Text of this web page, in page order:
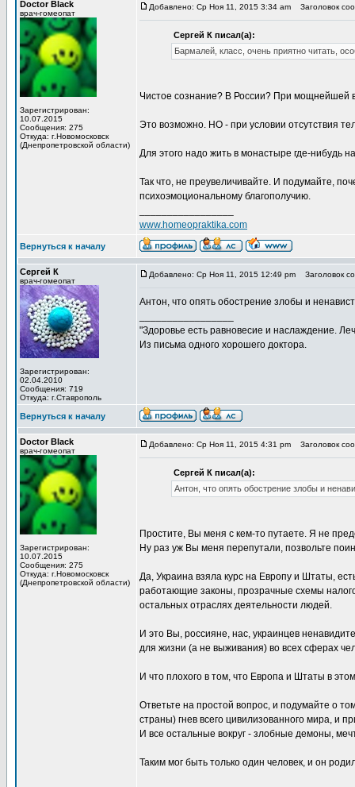
Doctor Black
врач-гомеопат
Зарегистрирован:
10.07.2015
Сообщения: 275
Откуда: г.Новомосковск
(Днепропетровской области)
Добавлено: Ср Ноя 11, 2015 3:34 am Заголовок
Сергей К писал(а):
Бармалей, класс, очень приятно читать,
Чистое сознание? В России? При мощнейшей
Это возможно. НО - при условии отсутствия
Для этого надо жить в монастыре где-нибудь
Так что, не преувеличивайте. И подумайте,
психоэмоциональному благополучию.
www.homeopraktika.com
Вернуться к началу
Сергей К
врач-гомеопат
Зарегистрирован:
02.04.2010
Сообщения: 719
Откуда: г.Ставрополь
Добавлено: Ср Ноя 11, 2015 12:49 pm Заголовок
Антон, что опять обострение злобы и
"Здоровье есть равновесие и наслаждение.
Из письма одного хорошего доктора.
Вернуться к началу
Doctor Black
врач-гомеопат
Зарегистрирован:
10.07.2015
Сообщения: 275
Откуда: г.Новомосковск
(Днепропетровской области)
Добавлено: Ср Ноя 11, 2015 4:31 pm Заголовок
Сергей К писал(а):
Антон, что опять обострение злобы и
Простите, Вы меня с кем-то путаете. Я не
Ну раз уж Вы меня перепутали, позвольте
Да, Украина взяла курс на Европу и Штаты,
работающие законы, прозрачные схемы
остальных отраслях деятельности людей.
И это Вы, россияне, нас, украинцев
для жизни (а не выживания) во всех сферах
И что плохого в том, что Европа и Штаты в
Ответьте на простой вопрос, и подумайте о
страны) гнев всего цивилизованного мира, и
И все остальные вокруг - злобные демоны,
Таким мог быть только один человек, и он